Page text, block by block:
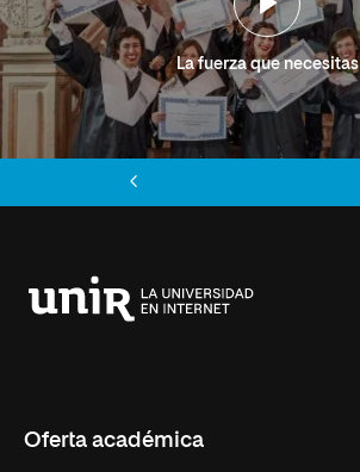
La fuerza que necesitas
Oferta académica